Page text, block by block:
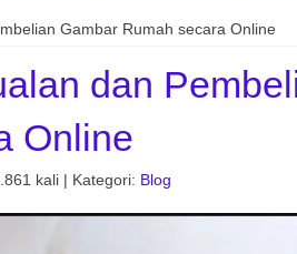
Gambar Rumah secara Online
dan
Online
kali | Kategori: Blog